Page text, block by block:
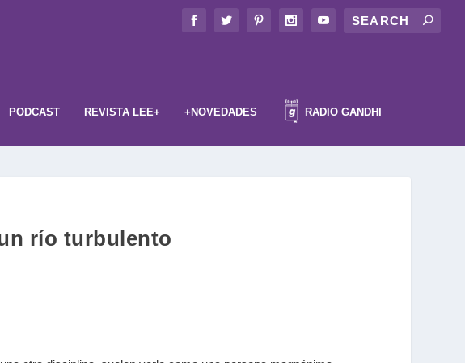
PODCAST REVISTA LEE+ +NOVEDADES RADIO GANDHI
río turbulento